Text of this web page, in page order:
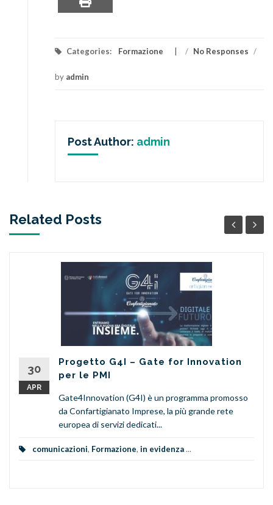
Categories: Formazione / No Responses /
by admin
Post Author: admin
Related Posts
30
APR
Progetto G4I – Gate for Innovation
per le PMI
Gate4Innovation (G4I) è un programma promosso
da Confartigianato Imprese, la più grande rete
europea di servizi dedicati...
comunicazioni, Formazione, in evidenza...